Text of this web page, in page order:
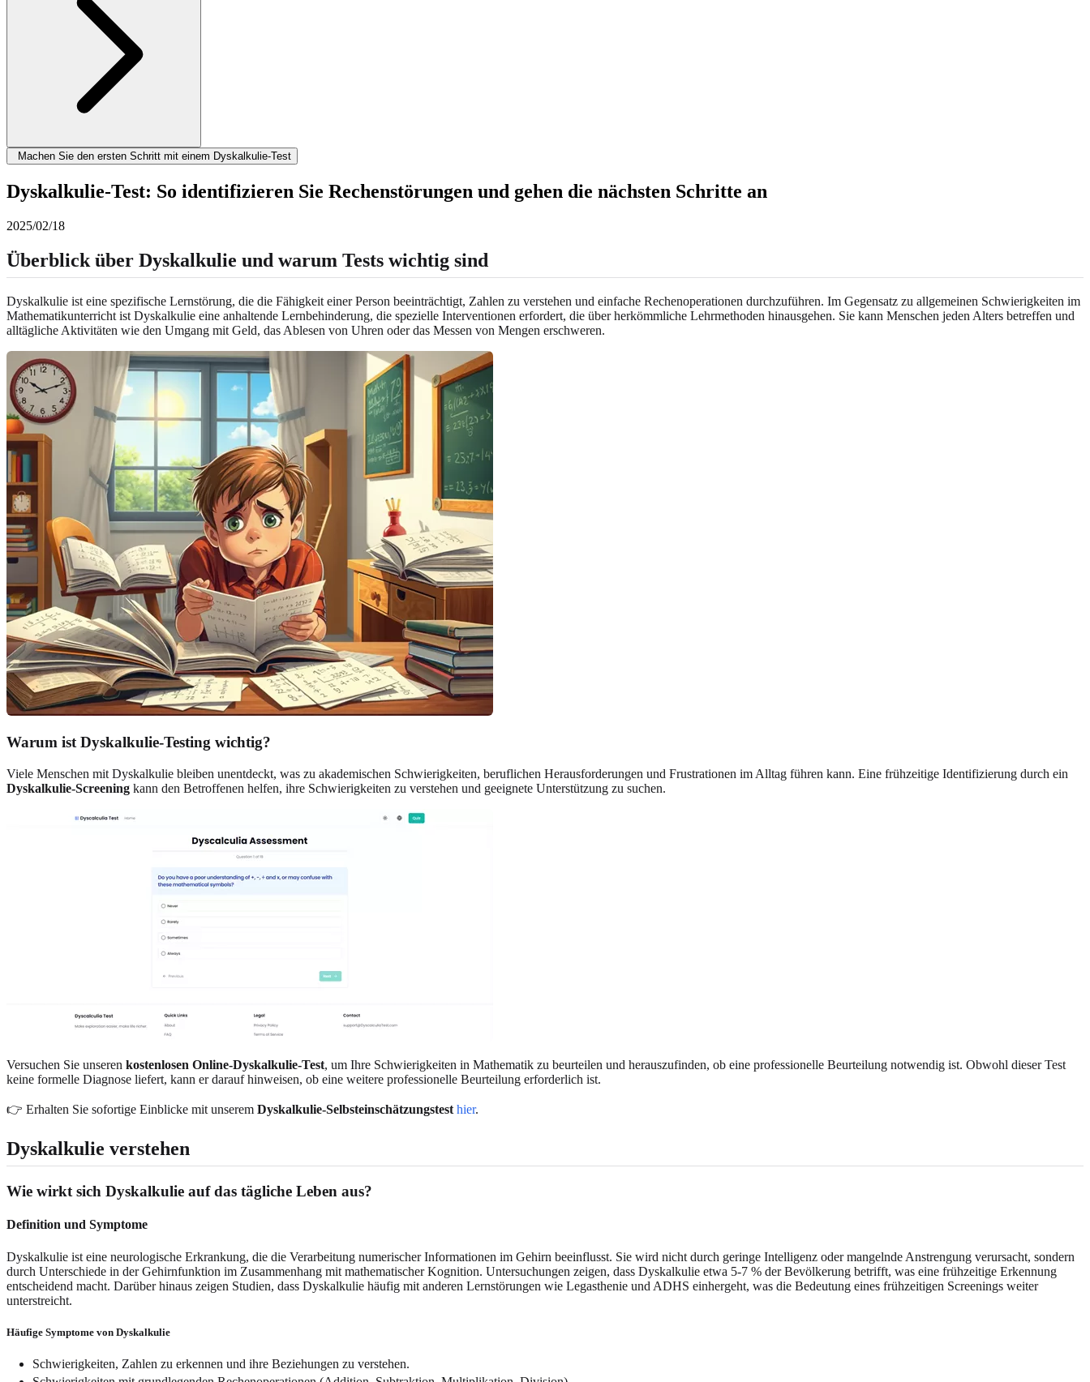
Machen Sie den ersten Schritt mit einem Dyskalkulie-Test
Dyskalkulie-Test: So identifizieren Sie Rechenstörungen und gehen die nächsten Schritte an
2025/02/18
Überblick über Dyskalkulie und warum Tests wichtig sind
Dyskalkulie ist eine spezifische Lernstörung, die die Fähigkeit einer Person beeinträchtigt, Zahlen zu verstehen und einfache Rechenoperationen durchzuführen. Im Gegensatz zu allgemeinen Schwierigkeiten im
Mathematikunterricht ist Dyskalkulie eine anhaltende Lernbehinderung, die spezielle Interventionen erfordert, die über herkömmliche Lehrmethoden hinausgehen. Sie kann Menschen jeden Alters betreffen und
alltägliche Aktivitäten wie den Umgang mit Geld, das Ablesen von Uhren oder das Messen von Mengen erschweren.
Warum ist Dyskalkulie-Testing wichtig?
Viele Menschen mit Dyskalkulie bleiben unentdeckt, was zu akademischen Schwierigkeiten, beruflichen Herausforderungen und Frustrationen im Alltag führen kann. Eine frühzeitige Identifizierung durch ein
Dyskalkulie-Screening kann den Betroffenen helfen, ihre Schwierigkeiten zu verstehen und geeignete Unterstützung zu suchen.
Versuchen Sie unseren kostenlosen Online-Dyskalkulie-Test, um Ihre Schwierigkeiten in Mathematik zu beurteilen und herauszufinden, ob eine professionelle Beurteilung notwendig ist. Obwohl dieser Test
keine formelle Diagnose liefert, kann er darauf hinweisen, ob eine weitere professionelle Beurteilung erforderlich ist.
👉 Erhalten Sie sofortige Einblicke mit unserem Dyskalkulie-Selbsteinschätzungstest hier.
Dyskalkulie verstehen
Wie wirkt sich Dyskalkulie auf das tägliche Leben aus?
Definition und Symptome
Dyskalkulie ist eine neurologische Erkrankung, die die Verarbeitung numerischer Informationen im Gehirn beeinflusst. Sie wird nicht durch geringe Intelligenz oder mangelnde Anstrengung verursacht, sondern
durch Unterschiede in der Gehirnfunktion im Zusammenhang mit mathematischer Kognition. Untersuchungen zeigen, dass Dyskalkulie etwa 5-7 % der Bevölkerung betrifft, was eine frühzeitige Erkennung
entscheidend macht. Darüber hinaus zeigen Studien, dass Dyskalkulie häufig mit anderen Lernstörungen wie Legasthenie und ADHS einhergeht, was die Bedeutung eines frühzeitigen Screenings weiter
unterstreicht.
Häufige Symptome von Dyskalkulie
Schwierigkeiten, Zahlen zu erkennen und ihre Beziehungen zu verstehen.